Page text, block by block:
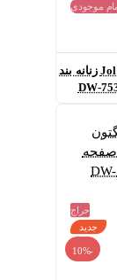
موجودی
ساعت دنیل ولینگتون Jolie زنانه بند
حراج
جدید
-10%